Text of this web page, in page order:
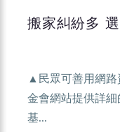
搬家糾紛多
▲民眾可善用網路
金會網站提供詳
基...